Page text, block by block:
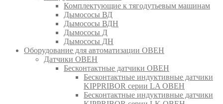
Комплектующие к тягодутьевым машинам
Дымососы ВД
Дымососы ВДН
Дымососы Д
Дымососы ДН
Оборудование для автоматизации ОВЕН
Датчики ОВЕН
Бесконтактные датчики ОВЕН
Бесконтактные индуктивные датчики
KIPPRIBOR серии LA ОВЕН
Бесконтактные индуктивные датчики